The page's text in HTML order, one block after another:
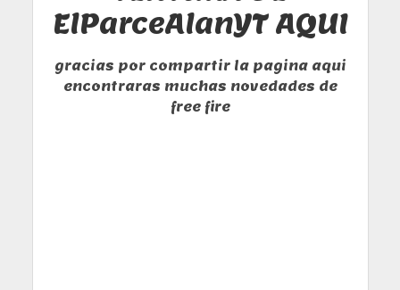
ElParceAlanYT AQUI
gracias por compartir la pagina aqui
encontraras muchas novedades de
free fire